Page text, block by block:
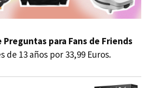
Preguntas para Fans de Friends
de 13 años por 33,99 Euros.